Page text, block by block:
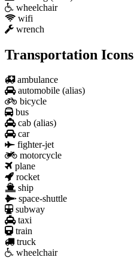
wheelchair
wifi
wrench
Transportation Icons
ambulance
automobile (alias)
bicycle
bus
cab (alias)
car
fighter-jet
motorcycle
plane
rocket
ship
space-shuttle
subway
taxi
train
truck
wheelchair